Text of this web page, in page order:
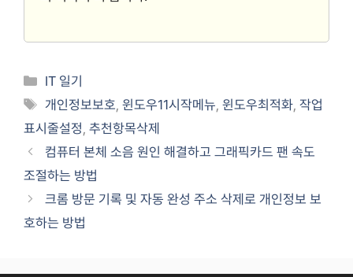
Categories
IT 일기
Tags
개인정보보호,윈도우11시작메뉴,윈도우최적화,작업
표시줄설정, 추천항목삭제
컴퓨터 본체 소음 원인 해결하고 그래픽카드 팬 속도
조절하는 방법
크롬 방문 기록 및 자동 완성 주소 삭제로 개인정보 보
호하는 방법